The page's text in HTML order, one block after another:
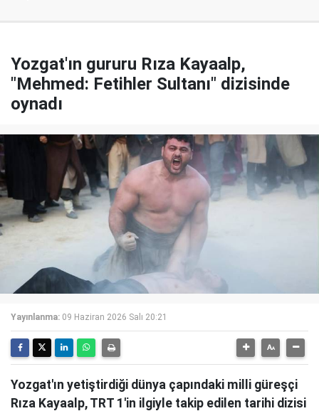
Yozgat'ın gururu Rıza Kayaalp,
"Mehmed: Fetihler Sultanı" dizisinde
oynadı
Yayınlanma: 09 Haziran 2026 Salı 20:21
Yozgat'ın yetiştirdiği dünya çapındaki milli güreşçi
Rıza Kayaalp, TRT 1'in ilgiyle takip edilen tarihi dizisi